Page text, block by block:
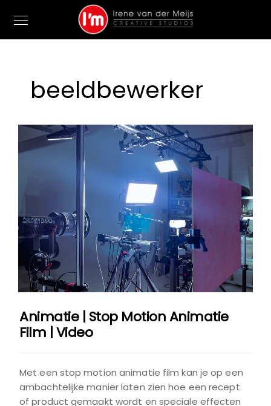
beeldbewerker
Animatie | Stop Motion Animatie
Film | Video
Met een stop motion animatie film kan je op een
ambachtelijke manier laten zien hoe een recept
of product gemaakt wordt en speciale effecten